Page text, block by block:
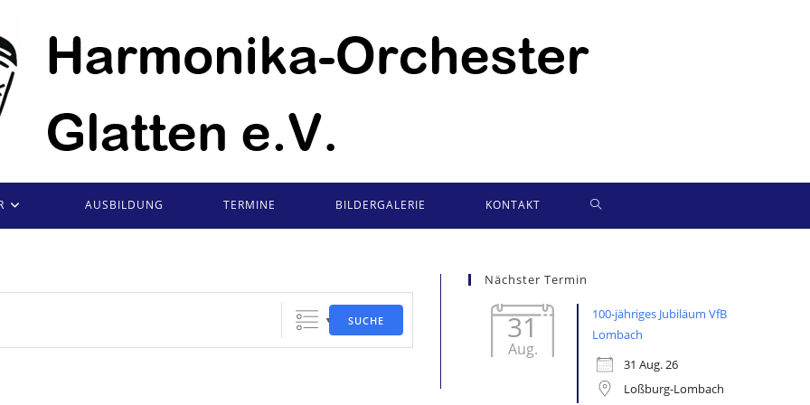
AUSBILDUNG TERMINE BILDERGALERIE KONTAKT WEBSITE-
SUCHE
Nächster Termin
31
Aug.
100-jähriges Jubiläum VfB
Lombach
31 Aug. 26
Loßburg-Lombach